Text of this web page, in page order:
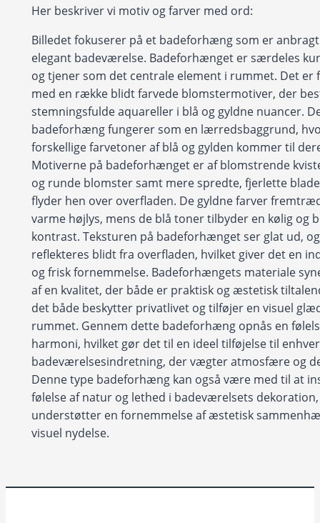
Her beskriver vi motiv og farver med ord:
Billedet fokuserer på et badeforhæng som er
elegant badeværelse. Badeforhænget er særdeles
og tjener som det centrale element i rummet. Det er
med en række blidt farvede blomstermotiver, der
stemningsfulde aquareller i blå og gyldne nuancer.
badeforhæng fungerer som en lærredsbaggrund,
forskellige farvetoner af blå og gylden kommer til
Motiverne på badeforhænget er af blomstrende
og runde blomster samt mere spredte, fjerlette
flyder hen over overfladen. De gyldne farver
varme højlys, mens de blå toner tilbyder en kølig og
kontrast. Teksturen på badeforhænget ser glat ud,
reflekteres blidt fra overfladen, hvilket giver det en
og frisk fornemmelse. Badeforhængets materiale
af en kvalitet, der både er praktisk og æstetisk
det både beskytter privatlivet og tilføjer en visuel
rummet. Gennem dette badeforhæng opnås en
harmoni, hvilket gør det til en ideel tilføjelse til enhver
badeværelsesindretning, der vægter atmosfære og
Denne type badeforhæng kan også være med til at
følelse af natur og lethed i badeværelsets
understøtter en fornemmelse af æstetisk
visuel nydelse.